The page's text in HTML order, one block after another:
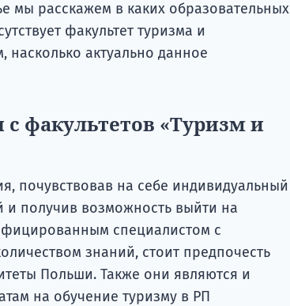
мы расскажем в каких образовательных
факультет туризма и
насколько актуально данное
факультетов «Туризм и
почувствовав на себе индивидуальный
и получив возможность выйти на
специалистом с
знаний, стоит предпочесть
Польши. Также они являются и
на обучение туризму в РП